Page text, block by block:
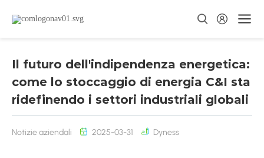
Il futuro dell'indipendenza energetica:
come lo stoccaggio di energia C&I sta
ridefinendo i settori industriali globali
Notizie aziendali 2025-03-31 Dyness